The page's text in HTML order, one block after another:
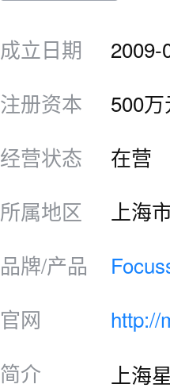
成立日期
2009-
注册资本
500
经营状态
在营
所属地区
上海
品牌/产品
官网
http://
简介
上海